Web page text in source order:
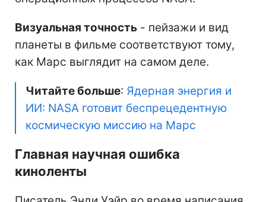
Визуальная точность - пейзажи и вид
планеты в фильме соответствуют тому,
как Марс выглядит на самом деле.
Читайте больше: Ядерная энергия и
ИИ: NASA готовит беспрецедентную
космическую миссию на Марс
Главная научная ошибка
киноленты